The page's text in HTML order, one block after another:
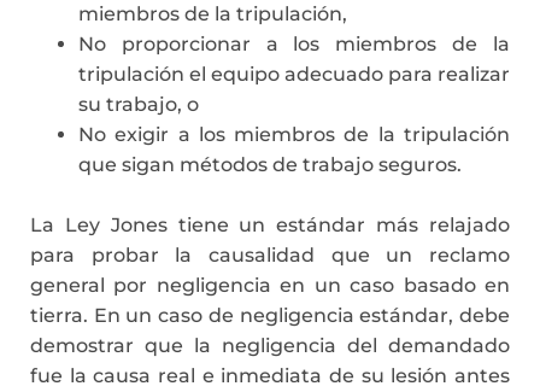
miembros de la tripulación,
No proporcionar a los miembros de la
tripulación el equipo adecuado para realizar
su trabajo, o
No exigir a los miembros de la tripulación
que sigan métodos de trabajo seguros.
La Ley Jones tiene un estándar más relajado
para probar la causalidad que un reclamo
general por negligencia en un caso basado en
tierra. En un caso de negligencia estándar, debe
demostrar que la negligencia del demandado
fue la causa real e inmediata de su lesión antes